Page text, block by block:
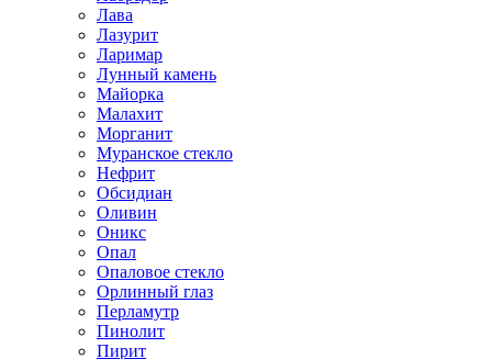
Лава
Лазурит
Ларимар
Лунный камень
Майорка
Малахит
Морганит
Муранское стекло
Нефрит
Обсидиан
Оливин
Оникс
Опал
Опаловое стекло
Орлинный глаз
Перламутр
Пинолит
Пирит